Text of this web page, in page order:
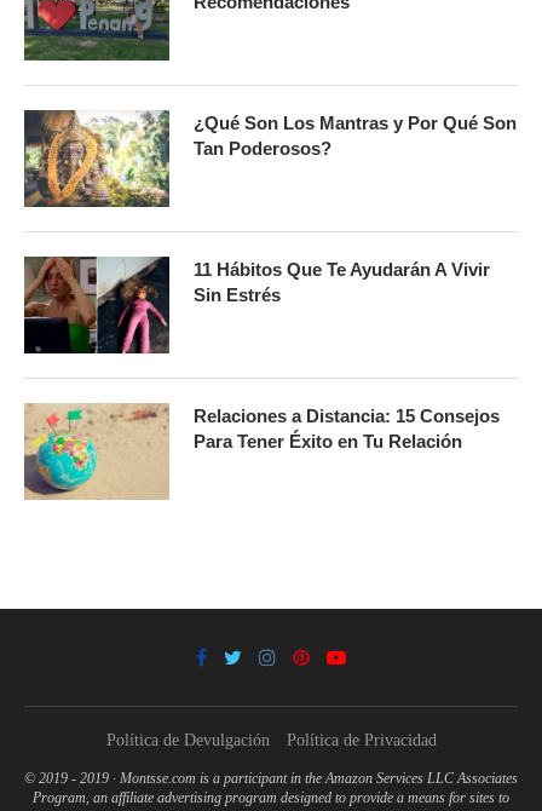
¿Qué Son Los Mantras y Por Qué Son
Tan Poderosos?
11 Hábitos Que Te Ayudarán A Vivir
Sin Estrés
Relaciones a Distancia: 15 Consejos
Para Tener Éxito en Tu Relación
Política de Devulgación Política de Privacidad
© 2019 - 2019 · Montsse.com is a participant in the Amazon Services LLC Associates
Program, an affiliate advertising program designed to provide a means for sites to